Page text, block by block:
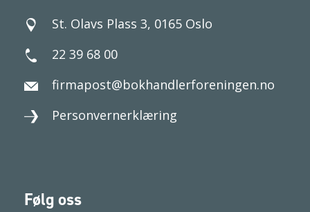
St. Olavs Plass 3, 0165 Oslo
22 39 68 00
firmapost@bokhandlerforeningen.no
Personvernerklæring
Følg oss